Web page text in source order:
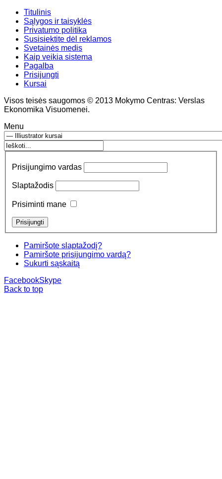
Titulinis
Sąlygos ir taisyklės
Privatumo politika
Susisiektite dėl reklamos
Svetainės medis
Kaip veikia sistema
Pagalba
Prisijungti
Kursai
Visos teisės saugomos © 2013 Mokymo Centras: Verslas
Ekonomika Visuomenei.
Menu
Prisijungimo vardas
Slaptažodis
Prisiminti mane
Pamiršote slaptažodį?
Pamiršote prisijungimo vardą?
Sukurti sąskaitą
FacebookSkype
Back to top